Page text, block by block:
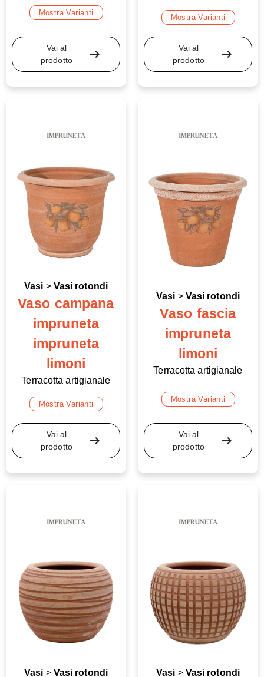
Mostra Varianti
Vai al
prodotto
arrow_right_alt
Mostra Varianti
Vai al
prodotto
arrow_right_alt
Vasi > Vasi rotondi
Vaso campana
impruneta
impruneta
limoni
Terracotta artigianale
Mostra Varianti
Vai al
prodotto
arrow_right_alt
Vasi > Vasi rotondi
Vaso fascia
impruneta
limoni
Terracotta artigianale
Mostra Varianti
Vai al
prodotto
arrow_right_alt
Vasi > Vasi rotondi Vasi > Vasi rotondi